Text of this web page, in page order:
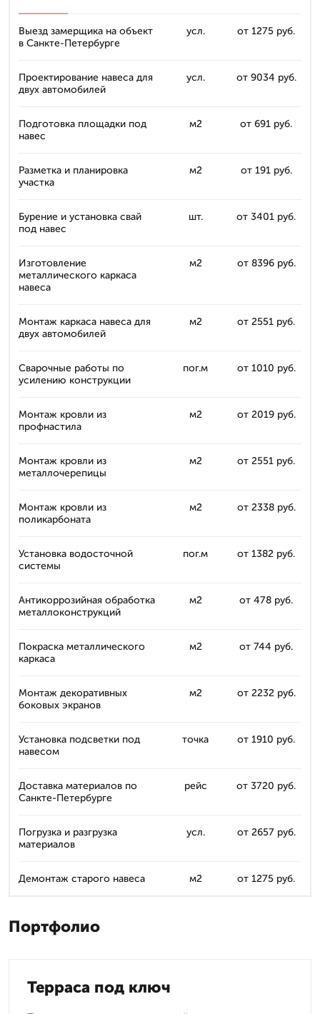
Выезд замерщика на объект
в Санкте-Петербурге
усл. от 1275 руб.
Проектирование навеса для
двух автомобилей
усл. от 9034 руб.
Подготовка площадки под
навес
м2 от 691 руб.
Разметка и планировка
участка
м2 от 191 руб.
Бурение и установка свай
под навес
шт. от 3401 руб.
Изготовление
металлического каркаса
навеса
м2 от 8396 руб.
Монтаж каркаса навеса для
двух автомобилей
м2 от 2551 руб.
Сварочные работы по
усилению конструкции
пог.м от 1010 руб.
Монтаж кровли из
профнастила
м2 от 2019 руб.
Монтаж кровли из
металлочерепицы
м2 от 2551 руб.
Монтаж кровли из
поликарбоната
м2 от 2338 руб.
Установка водосточной
системы
пог.м от 1382 руб.
Антикоррозийная обработка
металлоконструкций
м2 от 478 руб.
Покраска металлического
каркаса
м2 от 744 руб.
Монтаж декоративных
боковых экранов
м2 от 2232 руб.
Установка подсветки под
навесом
точка от 1910 руб.
Доставка материалов по
Санкте-Петербурге
рейс от 3720 руб.
Погрузка и разгрузка
материалов
усл. от 2657 руб.
Демонтаж старого навеса м2 от 1275 руб.
Портфолио
Терраса под ключ